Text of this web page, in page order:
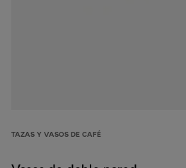
TAZAS Y VASOS DE CAFÉ